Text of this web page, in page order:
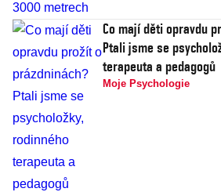
Co mají děti opravdu
Ptali jsme se
terapeuta a pedagogů
Moje Psychologie